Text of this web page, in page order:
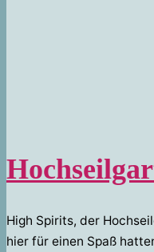
High Spirits, der
hier für einen Spaß